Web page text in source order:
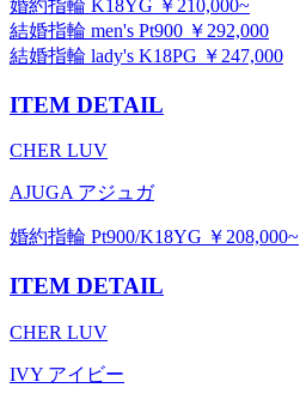
婚約指輪 K18YG ￥210,000~
結婚指輪 men's Pt900 ￥292,000
結婚指輪 lady's K18PG ￥247,000
ITEM DETAIL
CHER LUV
AJUGA アジュガ
婚約指輪 Pt900/K18YG ￥208,000~
ITEM DETAIL
CHER LUV
IVY アイビー